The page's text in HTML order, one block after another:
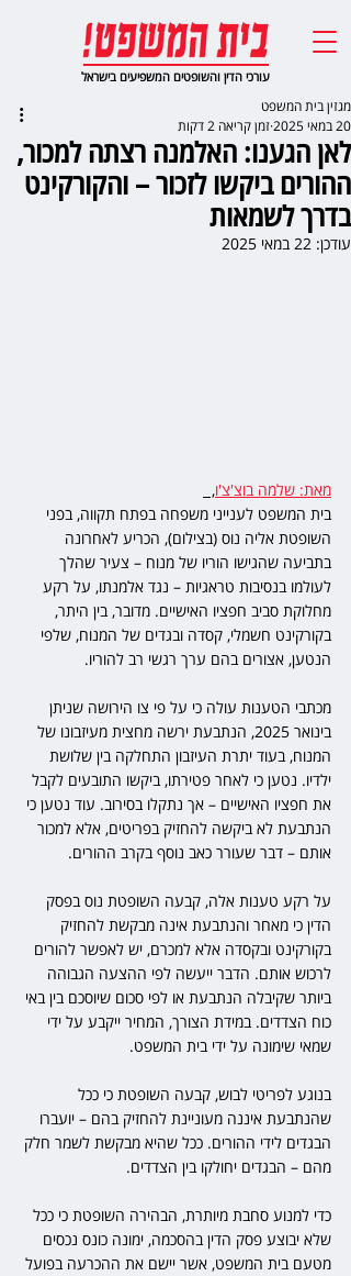
עורכי הדין והשופטים המשפיעים בישראל
לאן הגענו: האלמנה רצתה למכור,
ההורים ביקשו לזכור – והקורקינט
בדרך לשמאות
מגזין בית המשפט
20 במאי 2025
זמן קריאה 2 דקות
עודכן: 22 במאי 2025
מאת: שלמה בוצ'צ'ו,
בית המשפט לענייני משפחה בפתח תקווה, בפני
השופטת אליה נוס (בצילום), הכריע לאחרונה
בתביעה שהגישו הוריו של מנוח – צעיר שהלך
לעולמו בנסיבות טראגיות – נגד אלמנתו, על רקע
מחלוקת סביב חפציו האישיים. מדובר, בין היתר,
בקורקינט חשמלי, קסדה ובגדים של המנוח, שלפי
הנטען, אצורים בהם ערך רגשי רב להוריו.
מכתבי הטענות עולה כי על פי צו הירושה שניתן
בינואר 2025, הנתבעת ירשה מחצית מעיזבונו של
המנוח, בעוד יתרת העיזבון התחלקה בין שלושת
ילדיו. נטען כי לאחר פטירתו, ביקשו התובעים לקבל
את חפציו האישיים – אך נתקלו בסירוב. עוד נטען כי
הנתבעת לא ביקשה להחזיק בפריטים, אלא למכור
אותם – דבר שעורר כאב נוסף בקרב ההורים.
על רקע טענות אלה, קבעה השופטת נוס בפסק
הדין כי מאחר והנתבעת אינה מבקשת להחזיק
בקורקינט ובקסדה אלא למכרם, יש לאפשר להורים
לרכוש אותם. הדבר ייעשה לפי ההצעה הגבוהה
ביותר שקיבלה הנתבעת או לפי סכום שיוסכם בין באי
כוח הצדדים. במידת הצורך, המחיר ייקבע על ידי
שמאי שימונה על ידי בית המשפט.
בנוגע לפריטי לבוש, קבעה השופטת כי ככל
שהנתבעת איננה מעוניינת להחזיק בהם – יועברו
הבגדים לידי ההורים. ככל שהיא מבקשת לשמר חלק
מהם – הבגדים יחולקו בין הצדדים.
כדי למנוע סחבת מיותרת, הבהירה השופטת כי ככל
שלא יבוצע פסק הדין בהסכמה, ימונה כונס נכסים
מטעם בית המשפט, אשר יישם את ההכרעה בפועל